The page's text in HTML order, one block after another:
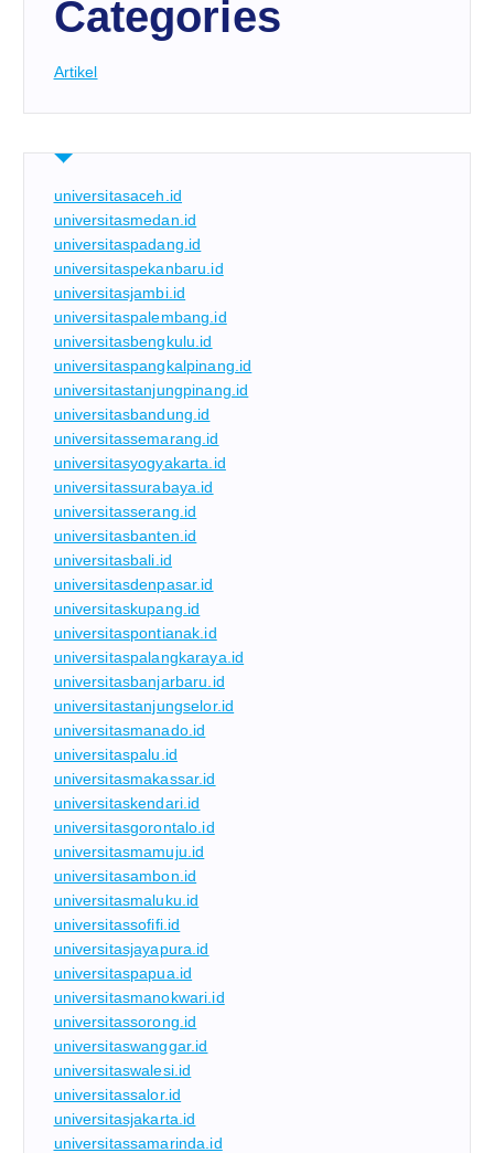
Categories
Artikel
universitasaceh.id
universitasmedan.id
universitaspadang.id
universitaspekanbaru.id
universitasjambi.id
universitaspalembang.id
universitasbengkulu.id
universitaspangkalpinang.id
universitastanjungpinang.id
universitasbandung.id
universitassemarang.id
universitasyogyakarta.id
universitassurabaya.id
universitasserang.id
universitasbanten.id
universitasbali.id
universitasdenpasar.id
universitaskupang.id
universitaspontianak.id
universitaspalangkaraya.id
universitasbanjarbaru.id
universitastanjungselor.id
universitasmanado.id
universitaspalu.id
universitasmakassar.id
universitaskendari.id
universitasgorontalo.id
universitasmamuju.id
universitasambon.id
universitasmaluku.id
universitassofifi.id
universitasjayapura.id
universitaspapua.id
universitasmanokwari.id
universitassorong.id
universitaswanggar.id
universitaswalesi.id
universitassalor.id
universitasjakarta.id
universitassamarinda.id